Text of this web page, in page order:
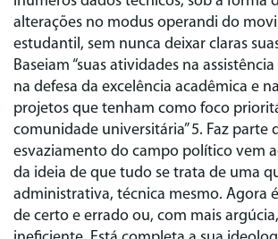
alterações no modus operandi do
estudantil, sem nunca deixar claras
Baseiam “suas atividades na
na defesa da excelência acadêmica e
projetos que tenham como foco
comunidade universitária” 5. Faz parte
esvaziamento do campo político vem
da ideia de que tudo se trata de uma
administrativa, técnica mesmo. Agora
de certo e errado ou, com mais